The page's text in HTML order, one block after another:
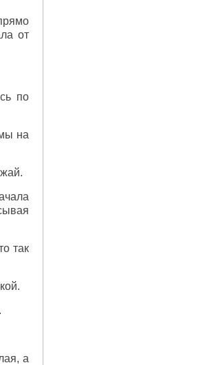
от
по
на
так
а